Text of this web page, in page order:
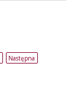
Następna